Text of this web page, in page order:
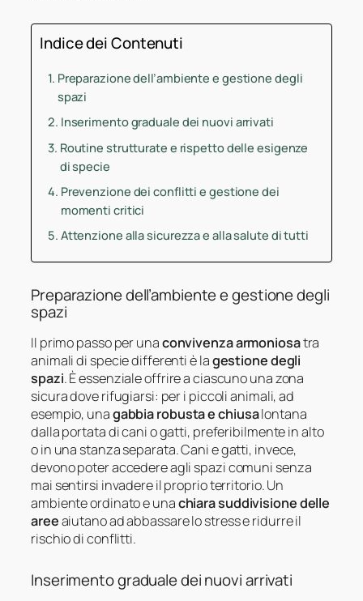
Indice dei Contenuti
Preparazione dell’ambiente e gestione degli
spazi
Inserimento graduale dei nuovi arrivati
Routine strutturate e rispetto delle esigenze
di specie
Prevenzione dei conflitti e gestione dei
momenti critici
Attenzione alla sicurezza e alla salute di tutti
Preparazione dell’ambiente e gestione degli
spazi
Il primo passo per unaconvivenza armoniosatra
animali di specie differenti è lagestione degli
spazi. È essenziale offrire a ciascuno una zona
sicura dove rifugiarsi: per i piccoli animali, ad
esempio, unagabbia robusta e chiusalontana
dalla portata di cani o gatti, preferibilmente in alto
o in una stanza separata. Cani e gatti, invece,
devono poter accedere agli spazi comuni senza
mai sentirsi invadere il proprio territorio. Un
ambiente ordinato e unachiara suddivisione delle
areeaiutano ad abbassare lo stress e ridurre il
rischio di conflitti.
Inserimento graduale dei nuovi arrivati